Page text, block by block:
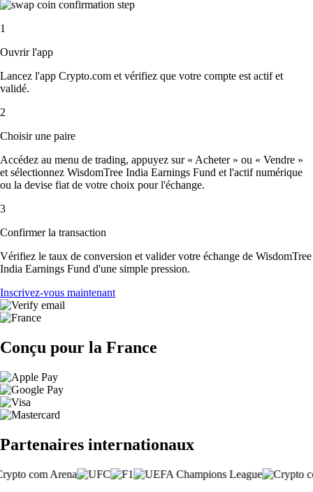
1
Ouvrir l'app
Lancez l'app Crypto.com et vérifiez que votre compte est actif et
validé.
2
Choisir une paire
Accédez au menu de trading, appuyez sur « Acheter » ou « Vendre »
et sélectionnez WisdomTree India Earnings Fund et l'actif numérique
ou la devise fiat de votre choix pour l'échange.
3
Confirmer la transaction
Vérifiez le taux de conversion et valider votre échange de WisdomTree
India Earnings Fund d'une simple pression.
Inscrivez-vous maintenant
Conçu pour la France
Partenaires internationaux